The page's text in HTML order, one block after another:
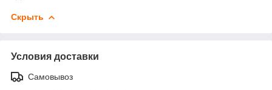
Скрыть
Условия доставки
Самовывоз